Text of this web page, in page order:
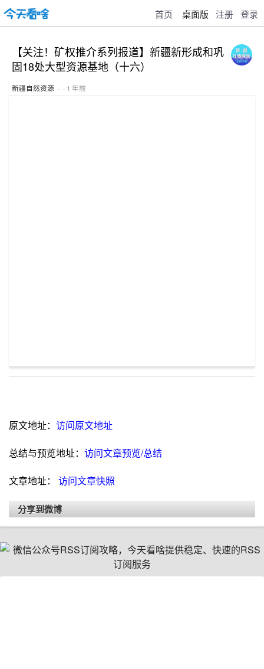
首页 桌面版 注册 登录
【关注！矿权推介系列报道】新疆新形成和巩
固18处大型资源基地（十六）
新疆自然资源 · · 1 年前
原文地址： 访问原文地址
总结与预览地址： 访问文章预览/总结
文章地址： 访问文章快照
分享到微博